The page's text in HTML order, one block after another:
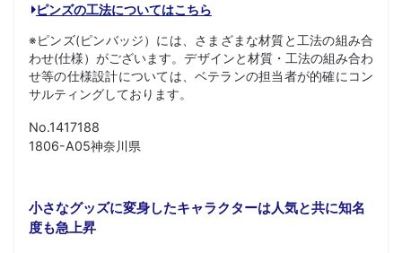
ピンズの工法についてはこちら
※ピンズ(ピンバッジ）には、さまざまな材質と工法の組み合
わせ(仕様）がございます。デザインと材質・工法の組み合わ
せ等の仕様設計については、ベテランの担当者が的確にコン
サルティングしております。
No.1417188
1806-A05神奈川県
小さなグッズに変身したキャラクターは人気と共に知名
度も急上昇